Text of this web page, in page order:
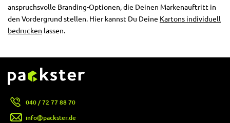
anspruchsvolle Branding-Optionen, die Deinen Markenauftritt in
den Vordergrund stellen. Hier kannst Du Deine Kartons individuell
bedrucken lassen.
040 / 72 77 88 70
info@packster.de